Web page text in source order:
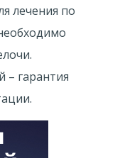
лечения по
– гарантия